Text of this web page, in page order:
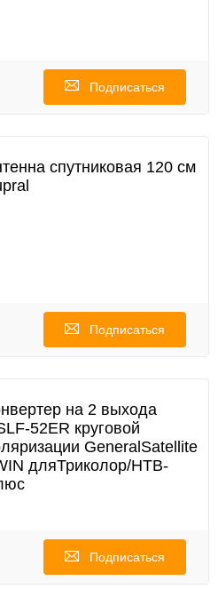
Подписаться
спутниковая 120 см
Подписаться
на 2 выхода
52ER круговой
GeneralSatellite
дляТриколор/НТВ-
Подписаться